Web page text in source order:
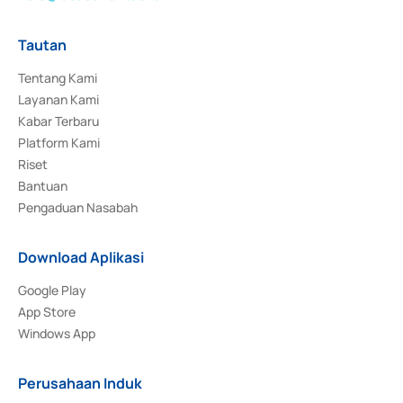
Tautan
Tentang Kami
Layanan Kami
Kabar Terbaru
Platform Kami
Riset
Bantuan
Pengaduan Nasabah
Download Aplikasi
Google Play
App Store
Windows App
Perusahaan Induk